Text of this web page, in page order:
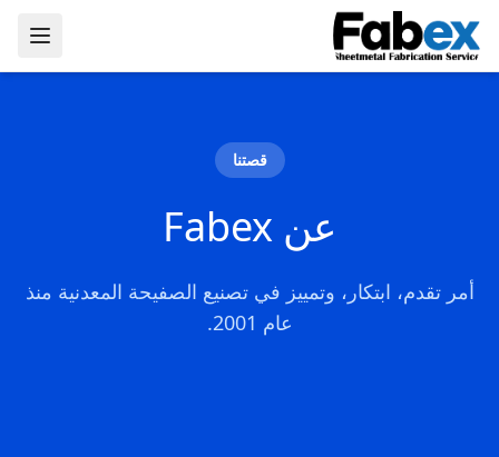
Skip to main content
قصتنا
عن Fabex
أمر تقدم، ابتكار، وتمييز في تصنيع الصفيحة المعدنية منذ
عام 2001.